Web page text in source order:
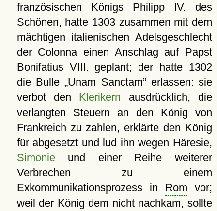
französischen Königs Philipp IV. des
Schönen, hatte 1303 zusammen mit dem
mächtigen italienischen Adelsgeschlecht
der Colonna einen Anschlag auf Papst
Bonifatius VIII. geplant; der hatte 1302
die Bulle Unam Sanctam erlassen: sie
verbot den Klerikern ausdrücklich, die
verlangten Steuern an den König von
Frankreich zu zahlen, erklärte den König
für abgesetzt und lud ihn wegen Häresie,
Simonieund einer Reihe weiterer
Verbrechen zu einem
Exkommunikationsprozess in Rom vor;
weil der König dem nicht nachkam, sollte